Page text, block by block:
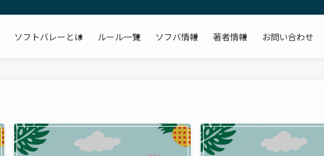
ソフトバレーとは ルール一覧 ソフバ情報 著者情報 お問い合わせ